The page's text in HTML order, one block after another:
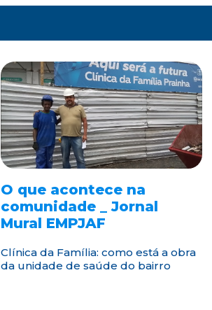
O que acontece na
comunidade _ Jornal
Mural EMPJAF
Clínica da Família: como está a obra
da unidade de saúde do bairro